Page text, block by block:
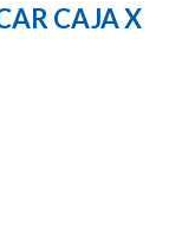
CAJA X